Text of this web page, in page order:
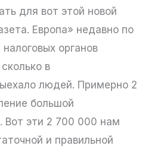
для вот этой новой
Европа» недавно по
органов
в
людей. Примерно 2
большой
Вот эти 2 700 000 нам
и правильной